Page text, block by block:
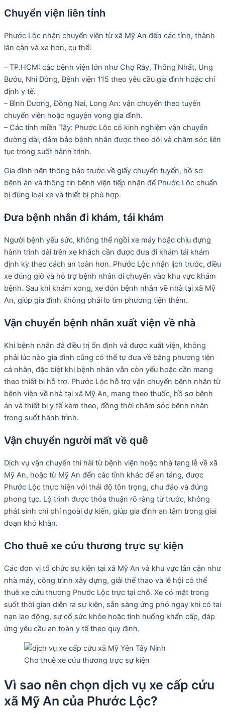
Chuyển viện liên tỉnh
Phước Lộc nhận chuyển viện từ xã Mỹ An đến các tỉnh, thành
lân cận và xa hơn, cụ thể:
– TP.HCM: các bệnh viện lớn như Chợ Rẫy, Thống Nhất, Ung
Bướu, Nhi Đồng, Bệnh viện 115 theo yêu cầu gia đình hoặc chỉ
định y tế.
– Bình Dương, Đồng Nai, Long An: vận chuyển theo tuyến
chuyển viện hoặc nguyện vọng gia đình.
– Các tỉnh miền Tây: Phước Lộc có kinh nghiệm vận chuyển
đường dài, đảm bảo bệnh nhân được theo dõi và chăm sóc liên
tục trong suốt hành trình.
Gia đình nên thông báo trước về giấy chuyển tuyến, hồ sơ
bệnh án và thông tin bệnh viện tiếp nhận để Phước Lộc chuẩn
bị đúng loại xe và thiết bị phù hợp.
Đưa bệnh nhân đi khám, tái khám
Người bệnh yếu sức, không thể ngồi xe máy hoặc chịu đựng
hành trình dài trên xe khách cần được đưa đi khám tái khám
định kỳ theo cách an toàn hơn. Phước Lộc nhận lịch trước, điều
xe đúng giờ và hỗ trợ bệnh nhân di chuyển vào khu vực khám
bệnh. Sau khi khám xong, xe đón bệnh nhân về nhà tại xã Mỹ
An, giúp gia đình không phải lo tìm phương tiện thêm.
Vận chuyển bệnh nhân xuất viện về nhà
Khi bệnh nhân đã điều trị ổn định và được xuất viện, không
phải lúc nào gia đình cũng có thể tự đưa về bằng phương tiện
cá nhân, đặc biệt khi bệnh nhân vẫn còn yếu hoặc cần mang
theo thiết bị hỗ trợ. Phước Lộc hỗ trợ vận chuyển bệnh nhân từ
bệnh viện về nhà tại xã Mỹ An, mang theo thuốc, hồ sơ bệnh
án và thiết bị y tế kèm theo, đồng thời chăm sóc bệnh nhân
trong suốt hành trình.
Vận chuyển người mất về quê
Dịch vụ vận chuyển thi hài từ bệnh viện hoặc nhà tang lễ về xã
Mỹ An, hoặc từ Mỹ An đến các tỉnh khác để an táng, được
Phước Lộc thực hiện với thái độ tôn trọng, chu đáo và đúng
phong tục. Lộ trình được thỏa thuận rõ ràng từ trước, không
phát sinh chi phí ngoài dự kiến, giúp gia đình an tâm trong giai
đoạn khó khăn.
Cho thuê xe cứu thương trực sự kiện
Các đơn vị tổ chức sự kiện tại xã Mỹ An và khu vực lân cận như
nhà máy, công trình xây dựng, giải thể thao và lễ hội có thể
thuê xe cứu thương Phước Lộc trực tại chỗ. Xe có mặt trong
suốt thời gian diễn ra sự kiện, sẵn sàng ứng phó ngay khi có tai
nạn lao động, sự cố sức khỏe hoặc tình huống khẩn cấp, đáp
ứng yêu cầu an toàn y tế theo quy định.
Cho thuê xe cứu thương trực sự kiện
Vì sao nên chọn dịch vụ xe cấp cứu
xã Mỹ An của Phước Lộc?